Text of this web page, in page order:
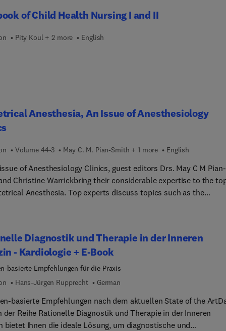
and much more, with a focus on best practices and
patient outcomes.
of Child Health Nursing I and II
Pity Koul + 2 more English
Anesthesia, An Issue of Anesthesiology
Volume 44-3 May C. M. Pian-Smith + 1 more English
of Anesthesiology Clinics, guest editors Drs. May C M Pian-
Christine Warrickbring their considerable expertise to the
Anesthesia. Top experts discuss topics such as the
use disorder; and more.
Diagnostik und Therapie in der Inneren
- Kardiologie + E-Book
basierte Empfehlungen für die Praxis
Hans-Jürgen Rupprecht German
basierte Empfehlungen nach dem aktuellen State of the
der Reihe Rationelle Diagnostik und Therapie in der Inneren
bietet Ihnen die ideale Lösung, um diagnostische und